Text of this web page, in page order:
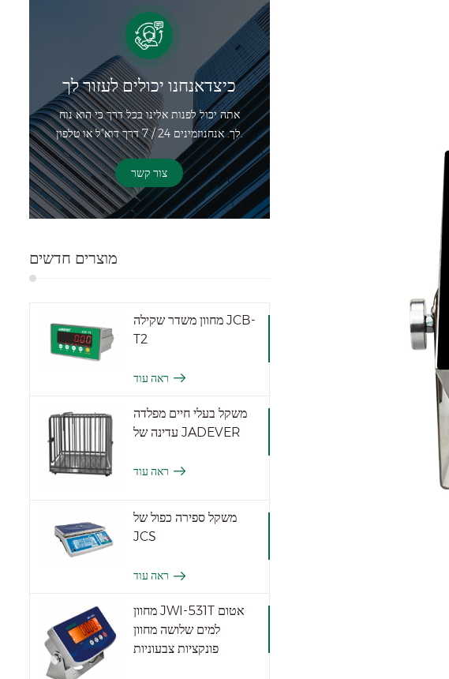
כיצדאנחנו יכולים לעזור לך
אתה יכול לפנות אלינו בכל דרך כי הוא נוח
לך. אנחנוזמינים 24 / 7 דרך דוא"ל או טלפון.
צור קשר
מוצרים חדשים
מחוון משדר שקילה JCB-
T2
ראה עוד
משקל בעלי חיים מפלדה
עדינה של JADEVER
ראה עוד
משקל ספירה כפול של
JCS
ראה עוד
מחוון JWI-531T אטום
למים שלושה מחוון
פונקציות צבעוניות